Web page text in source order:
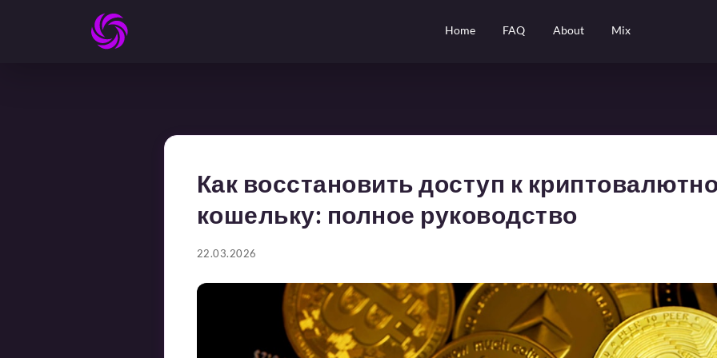
Home FAQ About Mix
Как восстановить доступ к
кошельку: полное руководство
22.03.2026